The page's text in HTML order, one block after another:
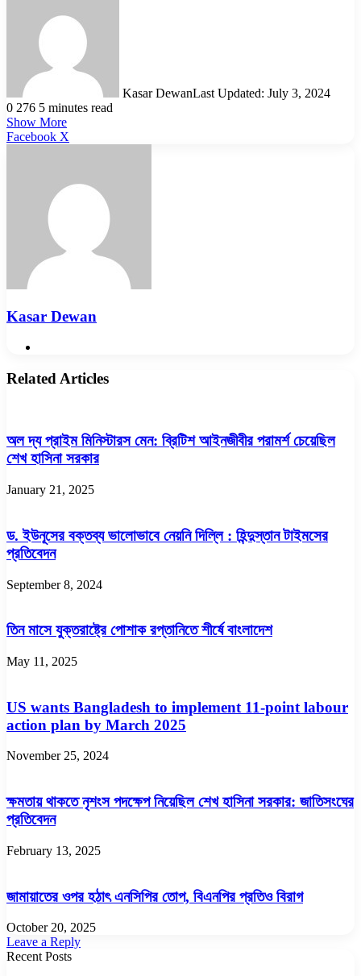
Kasar DewanLast Updated: July 3, 2024
0 276 5 minutes read
Show More
Facebook X
Kasar Dewan
Related Articles
অল দ্য প্রাইম মিনিস্টারস মেন: ব্রিটিশ আইনজীবীর পরামর্শ চেয়েছিল
শেখ হাসিনা সরকার
January 21, 2025
ড. ইউনূসের বক্তব্য ভালোভাবে নেয়নি দিল্লি : হিন্দুস্তান টাইমসের
প্রতিবেদন
September 8, 2024
তিন মাসে যুক্তরাষ্ট্রে পোশাক রপ্তানিতে শীর্ষে বাংলাদেশ
May 11, 2025
US wants Bangladesh to implement 11-point labour
action plan by March 2025
November 25, 2024
ক্ষমতায় থাকতে নৃশংস পদক্ষেপ নিয়েছিল শেখ হাসিনা সরকার: জাতিসংঘের
প্রতিবেদন
February 13, 2025
জামায়াতের ওপর হঠাৎ এনসিপির তোপ, বিএনপির প্রতিও বিরাগ
October 20, 2025
Leave a Reply
Recent Posts